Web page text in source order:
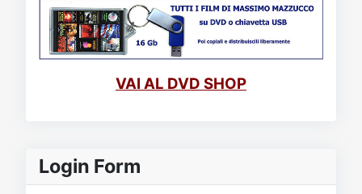
DVD Shop
Sito
VAI AL DVD SHOP
Login Form